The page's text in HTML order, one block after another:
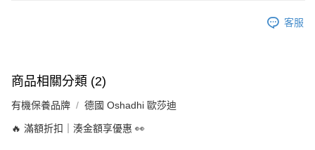
客服
商品相關分類 (2)
有機保養品牌 德國 Oshadhi 歐莎迪
🔥 滿額折扣｜湊金額享優惠 👀